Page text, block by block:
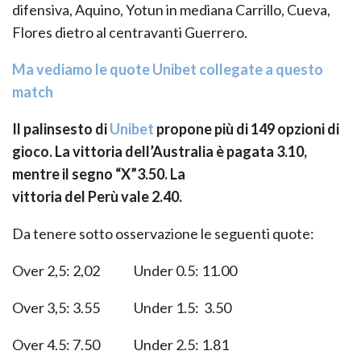
difensiva,Aquino,Yotunin mediana Carrillo, Cueva,
Flores dietro al centravanti Guerrero.
Ma vediamo le quote Unibet collegate a questo
match
Il palinsesto diUnibet propone più di149opzioni di
gioco. La vittoria dell’Australia è pagata 3.10,
mentre il segno “X”3.50. La
vittoria del Perùvale2.40.
Da tenere sotto osservazione le seguenti quote:
Over 2,5: 2,02 Under 0.5: 11.00
Over 3,5: 3.55 Under 1.5: 3.50
Over 4.5: 7.50 Under 2.5: 1.81